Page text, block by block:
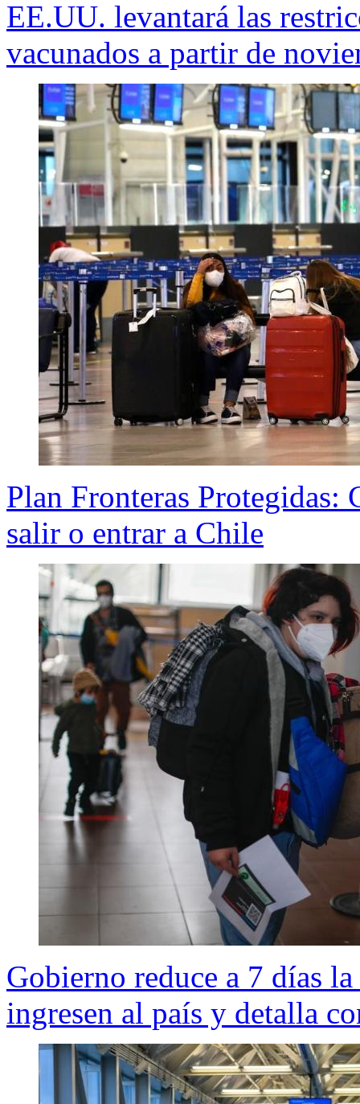
EE.UU. levantará las
vacunados a partir de
Plan Fronteras Protegidas:
salir o entrar a Chile
Gobierno reduce a 7 días
ingresen al país y detalla